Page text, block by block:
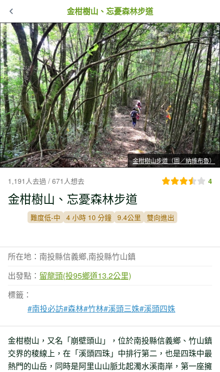
金柑樹山、忘憂森林步道
金柑樹山步道（圖／納維布魯）
1,191人去過 / 671人想去 4
金柑樹山、忘憂森林步道
難度低-中 4 小時 10 分鐘 9.4公里 雙向進出
所在地：南投縣信義鄉,南投縣竹山鎮
出發點： 留龍頭(投95鄉道13.2公里)
標籤：
#南投必訪#森林#竹林#溪頭三姝#溪頭四姝
金柑樹山，又名「崩壁頭山」，位於南投縣信義鄉、竹山鎮
交界的稜線上，在「溪頭四珠」中排行第二，也是四珠中最
熱門的山岳，同時是阿里山山脈北起濁水溪南岸，第一座擁